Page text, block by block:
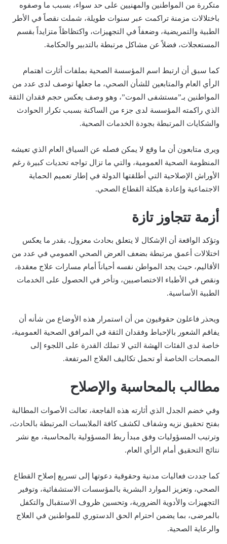
متكررة من المواطنين والمهنيين على حد سواء، بسبب ما وصفوه
باختلالات مزمنة تراكمت عبر سنوات طويلة، شملت نقصاً في الأطر
الطبية والتمريضية، وضعفاً في التجهيزات، واكتظاظاً متزايداً بقسم
المستعجلات، فضلاً عن مشاكل مرتبطة بالتدبير والحكامة.
كما سبق أن ارتبط اسم المؤسسة الصحية بملفات أثارت اهتمام
الرأي العام والمتابعين للشأن الصحي، ما جعلها توصف لدى عدد من
المواطنين بـ”مستشفى الموت”، وهو وصف يعكس حجم فقدان الثقة
الذي راكمته المؤسسة لدى جزء من الساكنة بسبب تكرار الحوادث
والشكايات المرتبطة بجودة الخدمات الصحية.
ويرى متابعون أن ما وقع لا يمكن فصله عن السياق العام الذي تعيشه
المنظومة الصحية العمومية، والتي ما تزال تواجه تحديات كبيرة رغم
الأوراش الإصلاحية التي أطلقتها الدولة في إطار تعميم الحماية
الاجتماعية وإعادة هيكلة القطاع الصحي.
أزمة تتجاوز تازة
وتؤكد الواقعة أن الإشكال لا يتعلق بحادث معزول، بقدر ما يعكس
اختلالات أعمق مرتبطة بضعف العرض الصحي العمومي في عدد من
الأقاليم، حيث يجد المواطن نفسه أحياناً أمام مسارات علاج معقدة،
ونقص في الأطباء الاختصاصيين، وتأخر في الحصول على الخدمات
الطبية الأساسية.
ويحذر فاعلون حقوقيون من أن استمرار هذه الأوضاع من شأنه أن
يفاقم الشعور بالإحباط وفقدان الثقة في المرافق الصحية العمومية،
خاصة لدى الفئات الهشة التي لا تملك القدرة على اللجوء إلى
المصحات الخاصة أو تحمل تكاليف العلاج المرتفعة.
مطالب بالمحاسبة والإصلاح
وفي خضم الجدل الذي أثارته هذه الفاجعة، تعالت الأصوات المطالبة
بفتح تحقيق نزيه وشفاف لكشف كافة الملابسات المرتبطة بالحادث،
وترتيب المسؤوليات وفق مبدأ ربط المسؤولية بالمحاسبة، مع نشر
نتائج التحقيق أمام الرأي العام.
كما جددت فعاليات مدنية وحقوقية دعوتها إلى تسريع إصلاح القطاع
الصحي، وتعزيز الموارد البشرية بالمؤسسات الاستشفائية، وتوفير
التجهيزات والأدوية الضرورية، وتحسين ظروف الاستقبال والتكفل
بالمرضى، بما يضمن احترام الحق الدستوري للمواطنين في العلاج
والرعاية الصحية.